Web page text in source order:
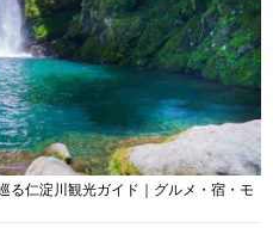
る仁淀川観光ガイド｜グルメ・宿・モ